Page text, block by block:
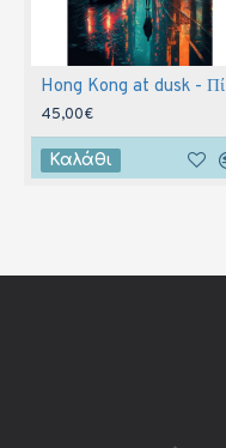
45,00€
Καλάθι